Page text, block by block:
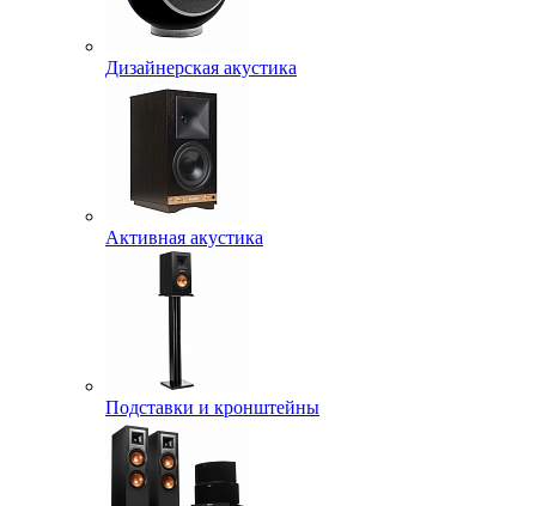
Дизайнерская акустика
Активная акустика
Подставки и кронштейны